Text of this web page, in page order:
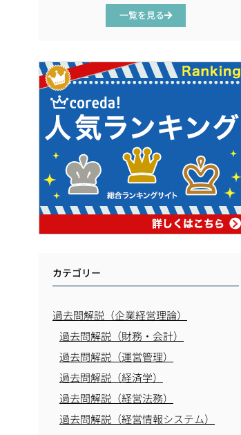
一覧を見る
カテゴリー
過去問解説（企業経営理論）
過去問解説（財務・会計）
過去問解説（運営管理）
過去問解説（経済学）
過去問解説（経営法務）
過去問解説（経営情報システム）